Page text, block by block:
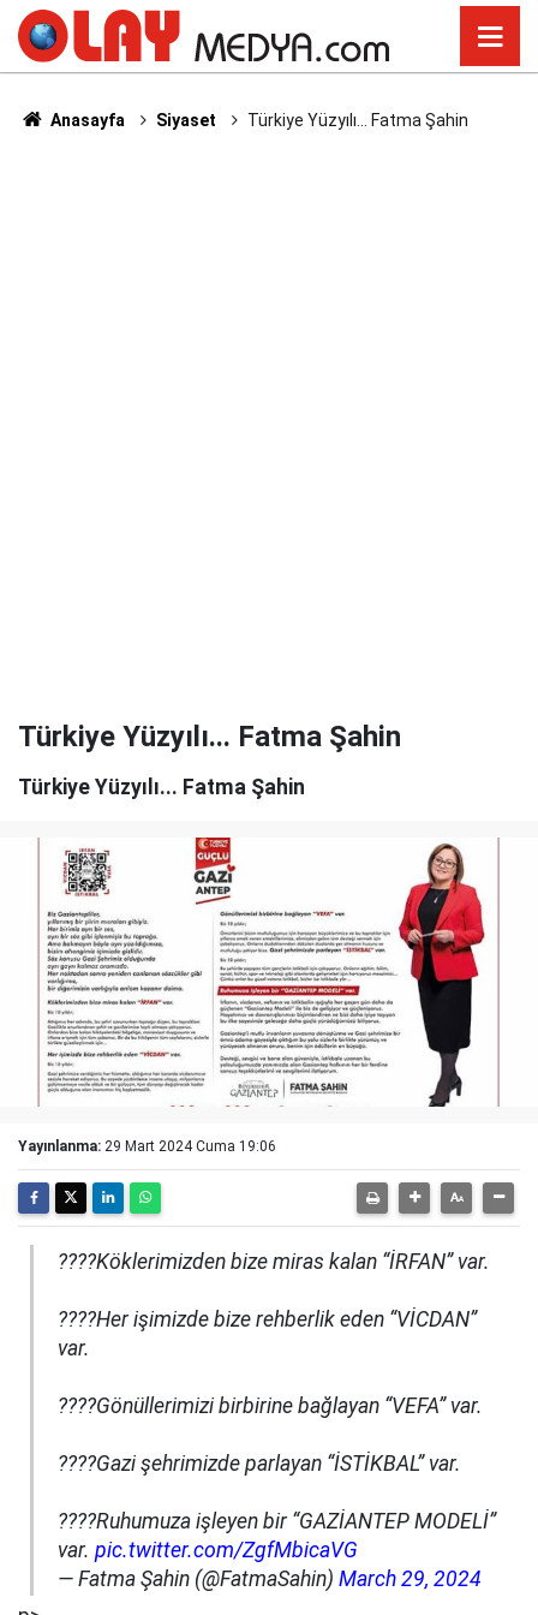
Anasayfa Siyaset Türkiye Yüzyılı... Fatma Şahin
Türkiye Yüzyılı... Fatma Şahin
Türkiye Yüzyılı... Fatma Şahin
Yayınlanma: 29 Mart 2024 Cuma 19:06
????Köklerimizden bize miras kalan “İRFAN” var.
????Her işimizde bize rehberlik eden “VİCDAN”
var.
????Gönüllerimizi birbirine bağlayan “VEFA” var.
????Gazi şehrimizde parlayan “İSTİKBAL” var.
????Ruhumuza işleyen bir “GAZİANTEP MODELİ”
var. pic.twitter.com/ZgfMbicaVG
— Fatma Şahin (@FatmaSahin) March 29, 2024